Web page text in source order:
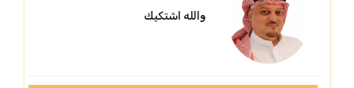
والله اشتكيك